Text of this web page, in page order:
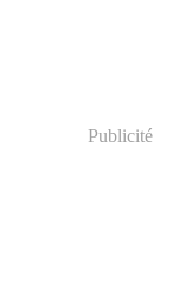
Publicité